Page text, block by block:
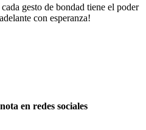
gesto de bondad tiene el poder
con esperanza!
en redes sociales